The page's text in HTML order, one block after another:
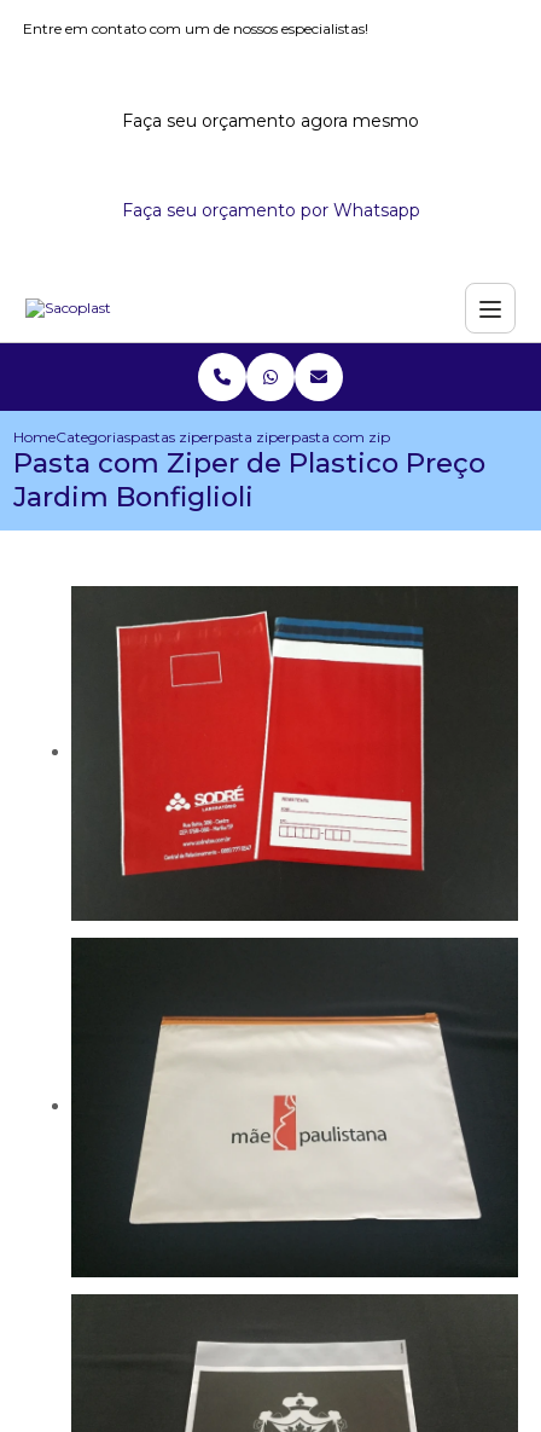
Entre em contato com um de nossos especialistas!
Faça seu orçamento agora mesmo
Faça seu orçamento por Whatsapp
HomeCategoriaspastas ziperpasta ziperpasta com ziper de plastico preco
Pasta com Ziper de Plastico Preço
Jardim Bonfiglioli